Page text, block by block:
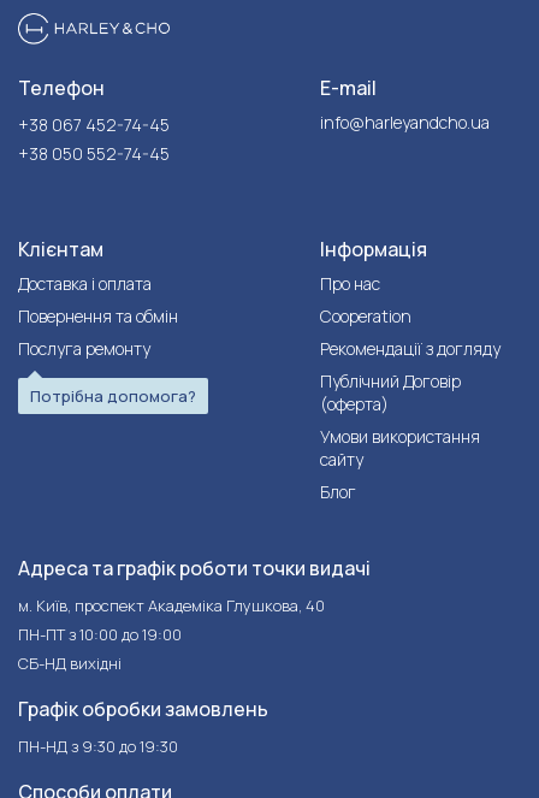
Телефон
+38 067 452-74-45
+38 050 552-74-45
E-mail
info@harleyandcho.ua
Клієнтам
Доставка і оплата
Повернення та обмін
Послуга ремонту
Потрібна допомога?
Інформація
Про нас
Cooperation
Рекомендації з догляду
Публічний Договір
(оферта)
Умови використання
сайту
Блог
Адреса та графік роботи точки видачі
м. Київ, проспект Академіка Глушкова, 40
ПН-ПТ з 10:00 до 19:00
СБ-НД вихідні
Графік обробки замовлень
ПН-НД з 9:30 до 19:30
Способи оплати